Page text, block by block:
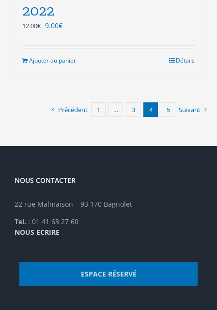
2022
12.00€ Le
9.00€Le
est :
Ajouter au panier Détails
Précédent 1 … 3 4 5 Suivant
NOUS CONTACTER
22 rue Malmaison – 93 170 Bagnolet
Tel. : 01 41 63 27 60
NOUS ECRIRE
ESPACE RÉSERVÉ